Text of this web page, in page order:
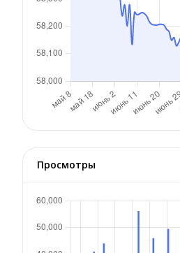
Просмотры